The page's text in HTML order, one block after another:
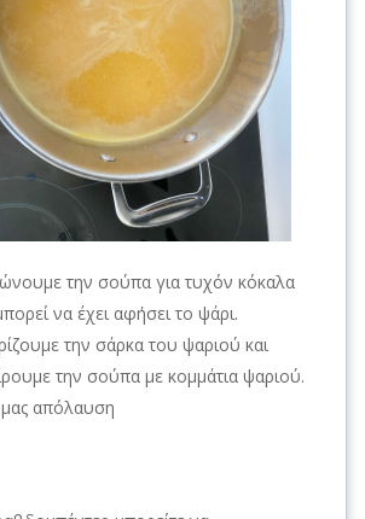
την σούπα για τυχόν κόκαλα
να έχει αφήσει το ψάρι.
την σάρκα του ψαριού και
την σούπα με κομμάτια ψαριού.
απόλαυση